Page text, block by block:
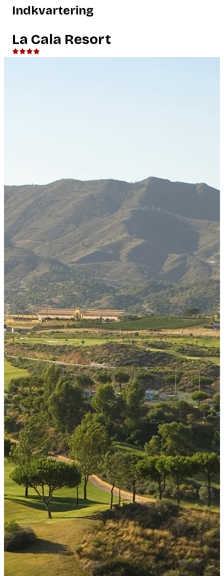
Indkvartering
La Cala Resort